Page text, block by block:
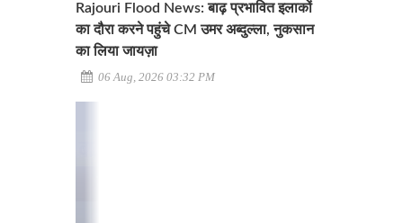
Rajouri Flood News: बाढ़ प्रभावित इलाकों
का दौरा करने पहुंचे CM उमर अब्दुल्ला, नुकसान
का लिया जायज़ा
06 Aug, 2026 03:32 PM